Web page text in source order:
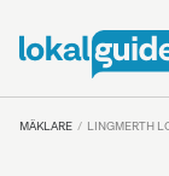
MÄKLARE LINGMERTH